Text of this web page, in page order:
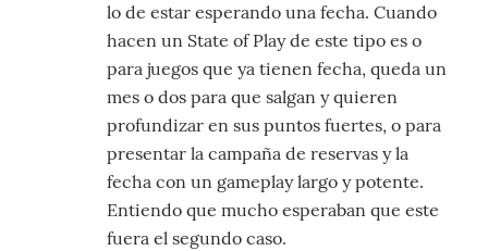
lo de estar esperando una fecha. Cuando
hacen un State of Play de este tipo es o
para juegos que ya tienen fecha, queda un
mes o dos para que salgan y quieren
profundizar en sus puntos fuertes, o para
presentar la campaña de reservas y la
fecha con un gameplay largo y potente.
Entiendo que mucho esperaban que este
fuera el segundo caso.